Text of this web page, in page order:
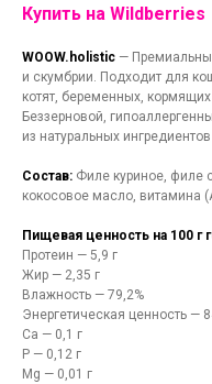
Купить на Wildberries
WOOW.holistic —
и скумбрии. Подходит для
котят, беременных,
Беззерновой,
из натуральных
Состав: Филе куриное, филе
кокосовое масло, витамина
Пищевая ценность на 100 г
Протеин — 5,9 г
Жир — 2,35 г
Влажность — 79,2%
Энергетическая ценность —
Ca — 0,1 г
Р — 0,12 г
Mg — 0,01 г